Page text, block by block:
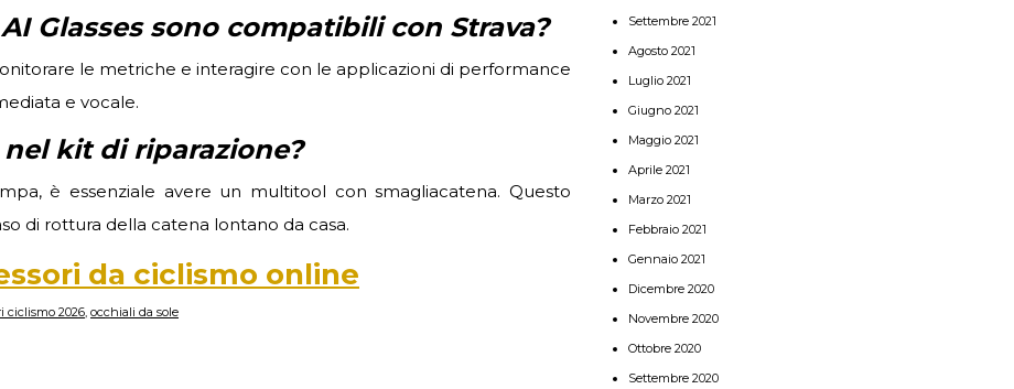
Glasses sono compatibili con Strava?
le metriche e interagire con le applicazioni di performance
e vocale.
kit di riparazione?
è essenziale avere un multitool con smagliacatena. Questo
di rottura della catena lontano da casa.
da ciclismo online
ciclismo 2026 occhiali da sole
Settembre 2021
Agosto 2021
Luglio 2021
Giugno 2021
Maggio 2021
Aprile 2021
Marzo 2021
Febbraio 2021
Gennaio 2021
Dicembre 2020
Novembre 2020
Ottobre 2020
Settembre 2020